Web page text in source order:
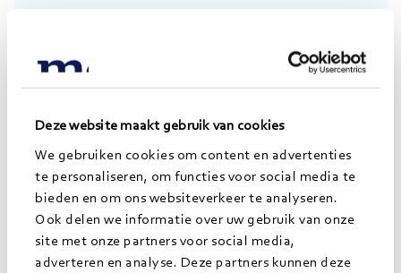
Deze website maakt gebruik van cookies
We gebruiken cookies om content en advertenties
te personaliseren, om functies voor social media te
bieden en om ons websiteverkeer te analyseren.
Ook delen we informatie over uw gebruik van onze
site met onze partners voor social media,
adverteren en analyse. Deze partners kunnen deze
Tess Nannes (2000) is een betrokken en analytische
consultant bij Jong Morgens. Met haar achtergrond
in bestuurskunde en organisatiewetenschap, in
combinatie met ervaring binnen verschillende
gemeenten en onderzoeksprojecten, weet zij